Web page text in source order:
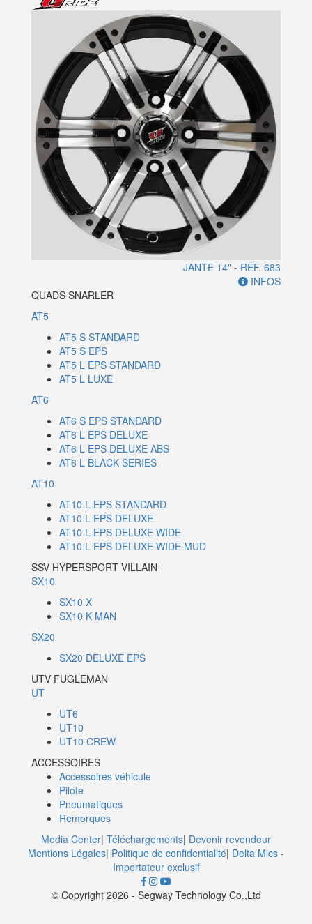
JANTE 14" - RÉF. 683
INFOS
QUADS SNARLER
AT5
AT5 S STANDARD
AT5 S EPS
AT5 L EPS STANDARD
AT5 L LUXE
AT6
AT6 S EPS STANDARD
AT6 L EPS DELUXE
AT6 L EPS DELUXE ABS
AT6 L BLACK SERIES
AT10
AT10 L EPS STANDARD
AT10 L EPS DELUXE
AT10 L EPS DELUXE WIDE
AT10 L EPS DELUXE WIDE MUD
SSV HYPERSPORT VILLAIN
SX10
SX10 X
SX10 K MAN
SX20
SX20 DELUXE EPS
UTV FUGLEMAN
UT
UT6
UT10
UT10 CREW
ACCESSOIRES
Accessoires véhicule
Pilote
Pneumatiques
Remorques
Media Center| Téléchargements| Devenir revendeur
Mentions Légales| Politique de confidentialité| Delta Mics -
Importateur exclusif
©️ ️Copyright 2026 - Segway Technology Co.,Ltd